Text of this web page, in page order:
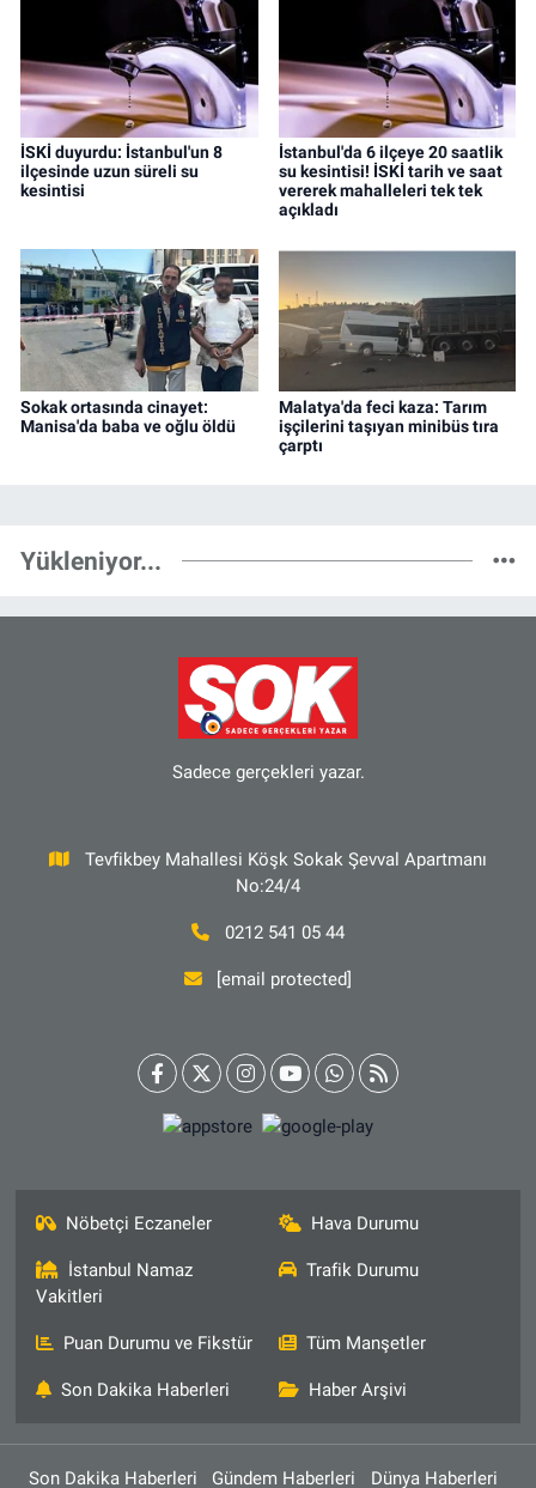
İSKİ duyurdu: İstanbul'un 8
ilçesinde uzun süreli su
kesintisi
İstanbul'da 6 ilçeye 20 saatlik
su kesintisi! İSKİ tarih ve saat
vererek mahalleleri tek tek
açıkladı
Sokak ortasında cinayet:
Manisa'da baba ve oğlu öldü
Malatya'da feci kaza: Tarım
işçilerini taşıyan minibüs tıra
çarptı
Yükleniyor...
Sadece gerçekleri yazar.
Tevfikbey Mahallesi Köşk Sokak Şevval Apartmanı
No:24/4
0212 541 05 44
[email protected]
Nöbetçi Eczaneler Hava Durumu
İstanbul Namaz
Vakitleri
Trafik Durumu
Puan Durumu ve Fikstür Tüm Manşetler
Son Dakika Haberleri Haber Arşivi
Son Dakika Haberleri Gündem Haberleri Dünya Haberleri